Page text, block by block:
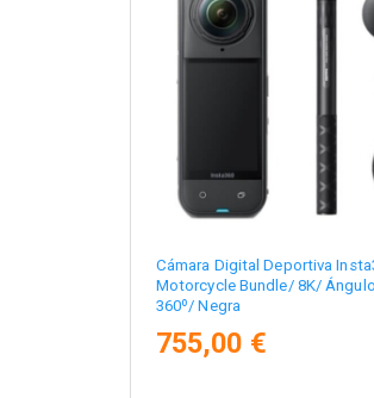
Cámara Digital Deportiva
Motorcycle Bundle/ 8K/
360º/ Negra
755,00 €